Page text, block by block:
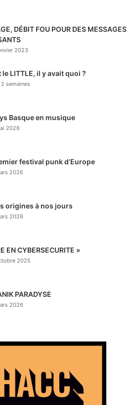
i
n
e
r
m
DÉBIT FOU POUR DES MESSAGES
2023
le LITTLE, il y avait quoi ?
semaines
Basque en musique
2026
festival punk d’Europe
2026
origines à nos jours
2026
EN CYBERSECURITE »
2025
PARADYSE
2026